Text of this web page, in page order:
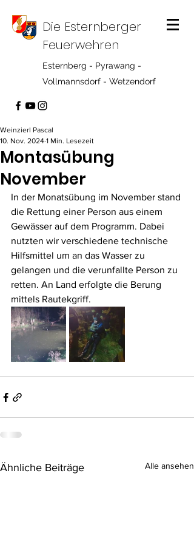
Die Esternberger
Feuerwehren
Esternberg - Pyrawang -
Vollmannsdorf - Wetzendorf
Montasübung
November
Weinzierl Pascal
10. Nov. 2024 1 Min. Lesezeit
In der Monatsübung im November stand
die Rettung einer Person aus einem
Gewässer auf dem Programm. Dabei
nutzten wir verschiedene technische
Hilfsmittel um an das Wasser zu
gelangen und die verunfallte Person zu
retten. An Land erfolgte die Berung
mittels Rautekgriff.
Ähnliche Beiträge Alle ansehen